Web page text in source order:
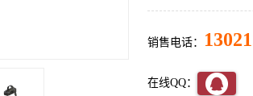
销售电话：
在线QQ：